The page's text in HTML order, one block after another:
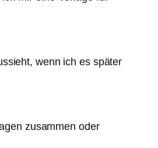
wenn ich es später
zusammen oder